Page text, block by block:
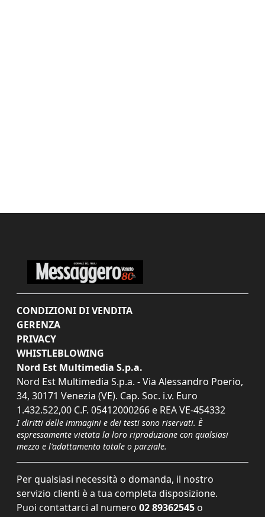
CONDIZIONI DI VENDITA
GERENZA
PRIVACY
WHISTLEBLOWING
Nord Est Multimedia S.p.a.
Nord Est Multimedia S.p.a. - Via Alessandro Poerio,
34, 30171 Venezia (VE). Cap. Soc. i.v. Euro
1.432.522,00 C.F. 05412000266 e REA VE-454332
I diritti delle immagini e dei testi sono riservati. È
espressamente vietata la loro riproduzione con qualsiasi
mezzo e l'adattamento totale o parziale.
Per qualsiasi necessità o domanda, il nostro
servizio clienti è a tua completa disposizione.
Puoi contattarci al numero 02 89362545 o